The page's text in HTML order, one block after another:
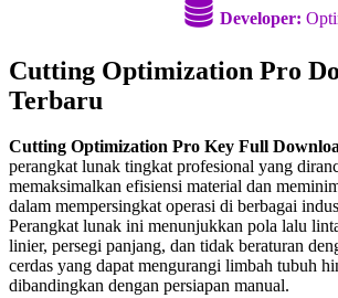
Developer:
Cutting Optimization Pro
Terbaru
Cutting Optimization Pro Key Full
perangkat lunak tingkat profesional yang
memaksimalkan efisiensi material dan
dalam mempersingkat operasi di berbagai
Perangkat lunak ini menunjukkan pola lalu
linier, persegi panjang, dan tidak beraturan
cerdas yang dapat mengurangi limbah tubuh
dibandingkan dengan persiapan manual.